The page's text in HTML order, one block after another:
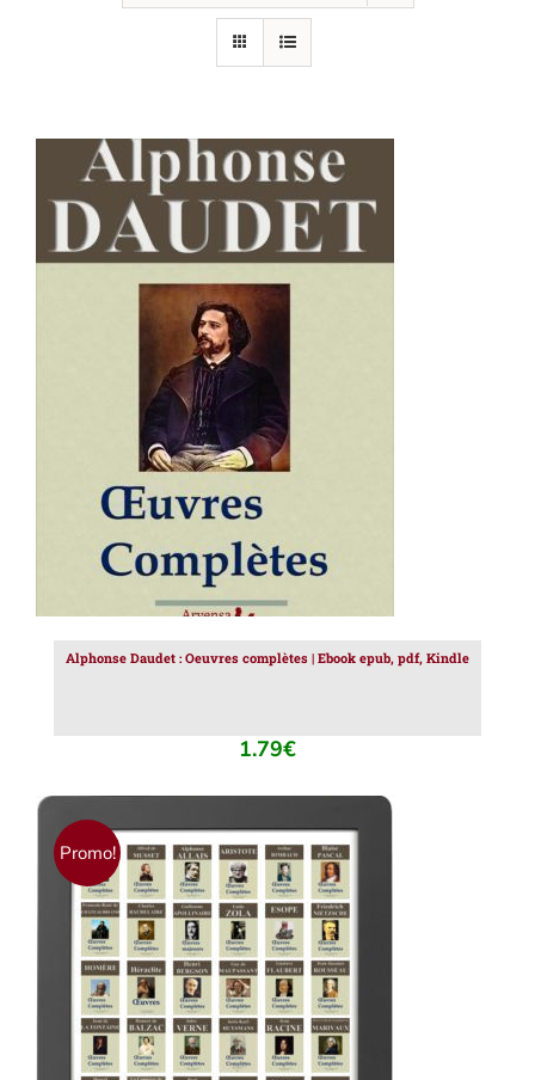
AJOUTER AU PANIER
Alphonse Daudet : Oeuvres complètes | Ebook epub, pdf, Kindle
1.79€
Promo!
AJOUTER AU PANIER / DÉTAILS